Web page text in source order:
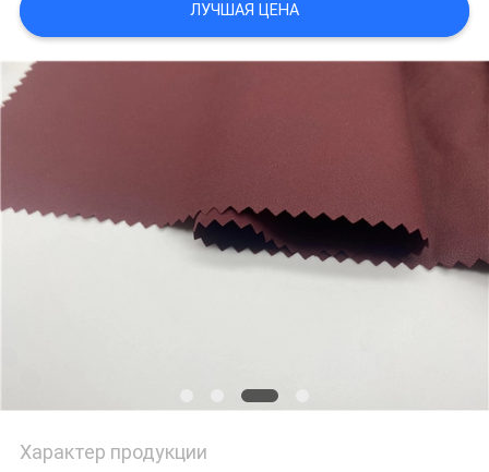
PRIVACY
POLICY
ЛУЧШАЯ ЦЕНА
Характер продукции